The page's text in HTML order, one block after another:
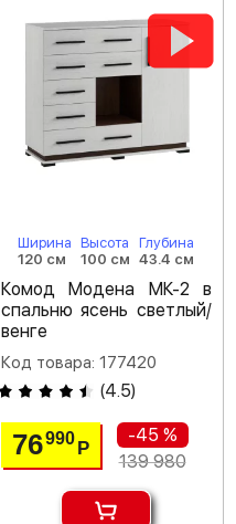
Ширина
120 см
Высота
100 см
Глубина
43.4 см
Комод Модена МК-2 в
спальню ясень светлый/
венге
Код товара: 177420
(4.5)
76990 Р
-45 %
139 980